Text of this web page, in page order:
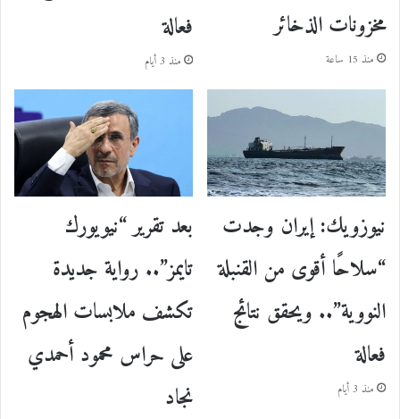
مخزونات الذخائر
منذ 15 ساعة
فعالة
منذ 3 أيام
نيوزويك: إيران وجدت
“سلاحًا أقوى من القنبلة
النووية”.. ويحقق نتائج
فعالة
منذ 3 أيام
بعد تقرير “نيويورك
تايمز”.. رواية جديدة
تكشف ملابسات الهجوم
على حراس محمود أحمدي
نجاد